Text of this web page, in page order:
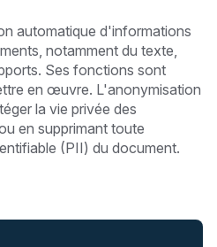
automatique d'informations
notamment du texte,
Ses fonctions sont
en œuvre. L'anonymisation
la vie privée des
en supprimant toute
(PII) du document.